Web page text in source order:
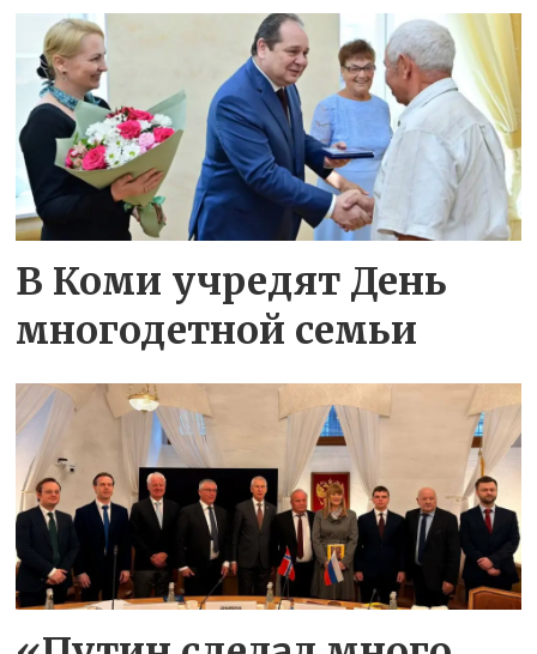
В Коми учредят День
многодетной семьи